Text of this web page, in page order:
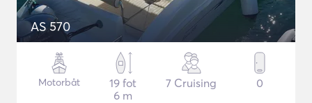
AS 570
Motorbåt
19 fot
6 m
7 Cruising 0